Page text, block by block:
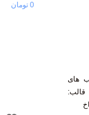
های
0 تومان